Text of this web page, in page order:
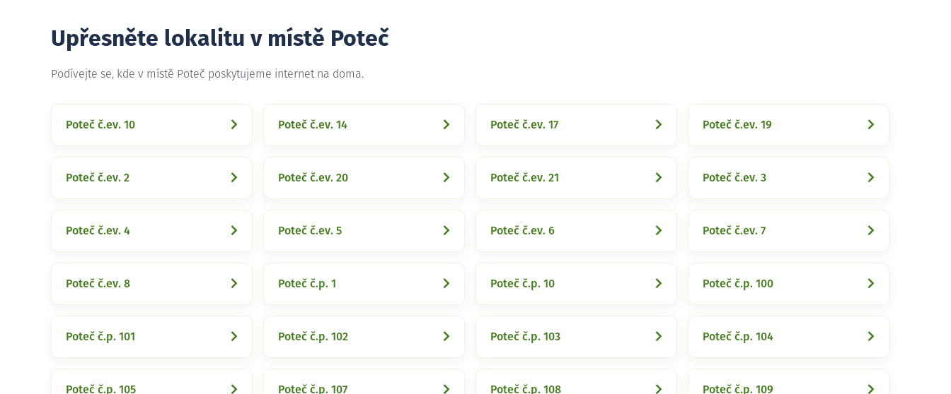
Upřesněte lokalitu v místě Poteč
Podívejte se, kde v místě Poteč poskytujeme internet na doma.
Poteč č.ev. 10 Poteč č.ev. 14 Poteč č.ev. 17 Poteč č.ev. 19
Poteč č.ev. 2 Poteč č.ev. 20 Poteč č.ev. 21 Poteč č.ev. 3
Poteč č.ev. 4 Poteč č.ev. 5 Poteč č.ev. 6 Poteč č.ev. 7
Poteč č.ev. 8 Poteč č.p. 1 Poteč č.p. 10 Poteč č.p. 100
Poteč č.p. 101 Poteč č.p. 102 Poteč č.p. 103 Poteč č.p. 104
Poteč č.p. 105 Poteč č.p. 107 Poteč č.p. 108 Poteč č.p. 109